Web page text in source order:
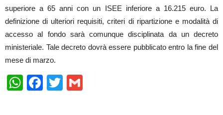
superiore a 65 anni con un ISEE inferiore a 16.215 euro. La
definizione di ulteriori requisiti, criteri di ripartizione e modalità di
accesso al fondo sarà comunque disciplinata da un decreto
ministeriale. Tale decreto dovrà essere pubblicato entro la fine del
mese di marzo.
WhatsApp
Facebook
Twitter